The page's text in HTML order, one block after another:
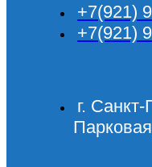
+7(921)
+7(921)
г. Санкт-